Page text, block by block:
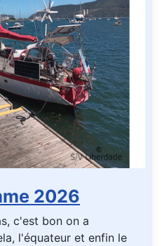
2026
c'est bon on a
l'équateur et enfin le